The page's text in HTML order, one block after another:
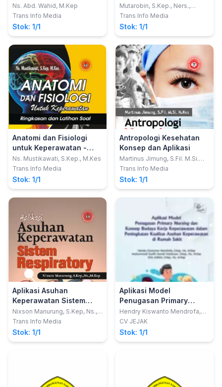
Keperawatan dan
Kebidanan
Ns. Abd. Wahid, M.Kep
Trans Info Media
Stok: 1/1
Pasien Gangguan Sistem
Kardiovaskular (Dengan
Pendekatan Teori Model
Adaptasi Roy)
Mutarobin, S.Kep., Ners.,
M.Kep., Sp.Kep.MB.
Trans Info Media
Stok: 1/1
Anatomi dan Fisiologi
untuk Keperawatan -
Ringkasan dan Latihan
Soal
Ns. Mustikawati, S.Kep., M.Kes
Trans Info Media
Stok: 1/1
Antropologi Kesehatan
Konsep dan Aplikasi
Martinus Jimung, S.Fil. M.Si.
M.Kes
Trans Info Media
Stok: 1/1
Aplikasi Asuhan
Keperawatan Sistem
Respiratory
Nixson Manurung, S.Kep, Ns.,
M.Kep.
Trans Info Media
Stok: 1/1
Aplikasi Model
Penugasan Primary
nursing dan Konsep
Budaya Kerja
Keperawatan dalam
Peningkatan Kualitas
Hendry Kiswanto Mendrofa,
S.Kep.; dkk
CV JEJAK
Stok: 1/1